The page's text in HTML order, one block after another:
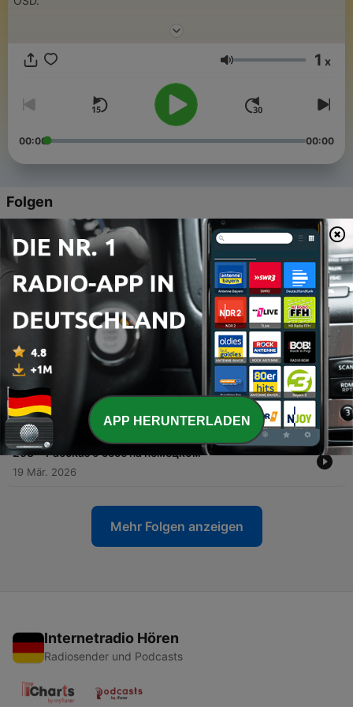
Lautstärke 1 x
00:00 00:00
Folgen
262 - Немецкая кухня
06 Mai 2026
261 - Смешанные глаголы в немецком
24 Apr. 2026
Was, dass, das — в чём разница?
08 Apr. 2026
259 - Немецкий: чудо или бремя? Краткий экскурс в
немецкий язык
03 Apr. 2026
258 - Рассказ о себе на немецком
19 Mär. 2026
Mehr Folgen anzeigen
Internetradio Hören
Radiosender und Podcasts
APP HERUNTERLADEN